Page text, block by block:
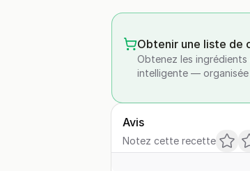
Obtenir une liste de
Obtenez les
intelligente — organisée
Avis
Notez cette recette